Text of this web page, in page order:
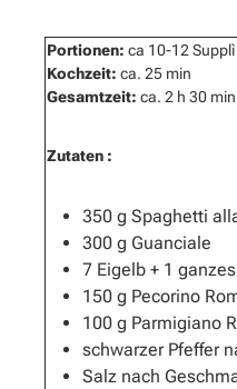
Portionen: ca 10-12 Supplì
Kochzeit: ca. 25 min
Gesamtzeit: ca. 2 h 30
Zutaten :
350 g Spaghetti
300 g Guanciale
7 Eigelb + 1
150 g Pecorino
100 g Parmigiano
schwarzer Pfeffer
Salz nach